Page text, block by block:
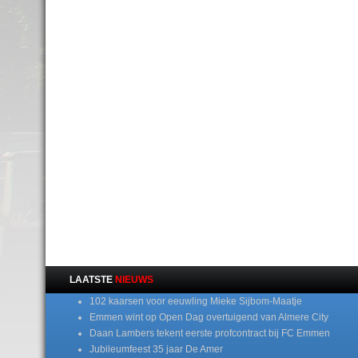
LAATSTE NIEUWS
102 kaarsen voor eeuwling Mieke Sijbom-Maatje
Emmen wint op Open Dag overtuigend van Almere City
Daan Lambers tekent eerste profcontract bij FC Emmen
Jubileumfeest 35 jaar De Amer